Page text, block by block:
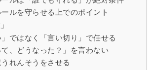
ルを守らせる上でのポイント
」ではなく「言い切り」で任せる
て、どうなった？」を言わない
れんそうをさせる